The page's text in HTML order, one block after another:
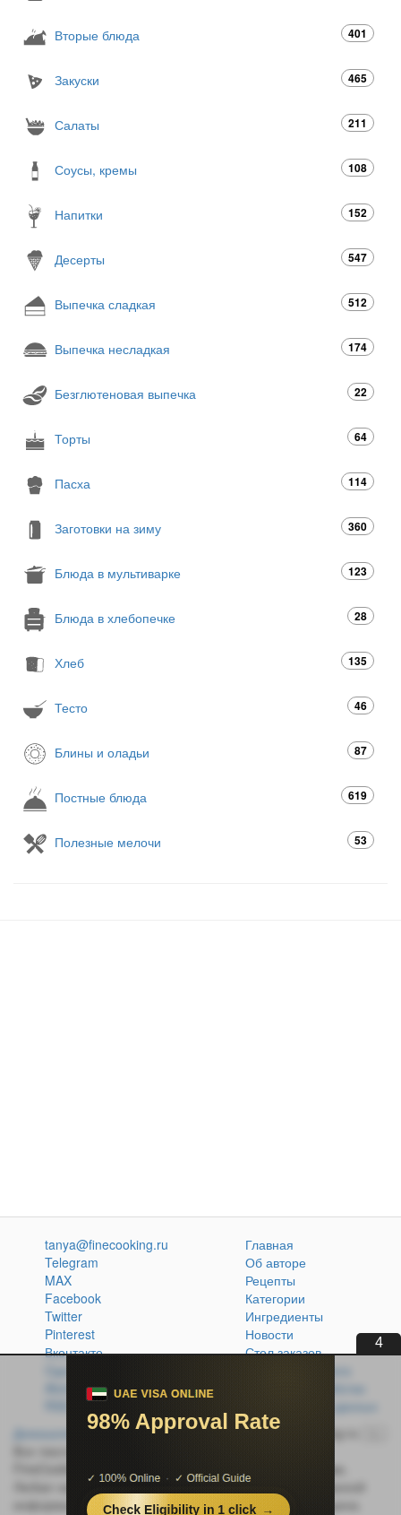
Вторые блюда 401
Закуски 465
Салаты 211
Соусы, кремы 108
Напитки 152
Десерты 547
Выпечка сладкая 512
Выпечка несладкая 174
Безглютеновая выпечка 22
Торты 64
Пасха 114
Заготовки на зиму 360
Блюда в мультиварке 123
Блюда в хлебопечке 28
Хлеб 135
Тесто 46
Блины и оладьи 87
Постные блюда 619
Полезные мелочи 53
3
tanya@finecooking.ru
Telegram
MAX
Facebook
Twitter
Pinterest
Вконтакте
Одноклассники
Главная
Об авторе
Рецепты
Категории
Ингредиенты
Новости
Стол заказов
Кулинарная книга
Политика обработки
персональных данных
Домашняя кухня без проблем© 2014-2026 FineCooking.ru
Все тексты и фотографии, опубликованные на сайте
FineCooking.ru, защищены законом об авторском праве.
Любая частичная или полная перепечатка опубликованной
информации без активной ссылки на источник запрещена.